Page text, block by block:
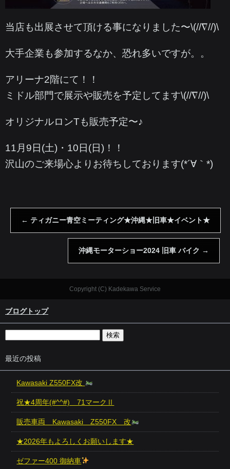
当店も出展させて頂ける事になりました〜\(//∇//)\
大手企業も参加するなか、恐れ多いですが。。
アリーナ2階にて！！
ミドル部門で展示や販売を予定してます\(//∇//)\
オリジナルロンTも販売予定〜♪
11月9日(土)・10日(日)！！
沢山のご来場心よりお待ちしております(*´∀｀*)
← ティガニー青空ミーティング★沖縄★旧車★イベント★
沖縄モーターショー2024 旧車 バイク →
Copyright (C) Kadekawa Service
ブログトップ
最近の投稿
Kawasaki Z550FX改
祝★4周年(#^^#) 71マークⅡ
販売車両 Kawasaki Z550FX 改
★2026年もよろしくお願いします★
ゼファー400 御納車